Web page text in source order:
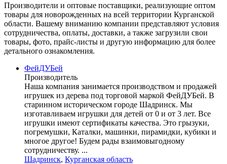
Производители и оптовые поставщики, реализующие оптом
товары для новорожденных на всей территории Курганской
области. Вашему вниманию компании представляют условия
сотрудничества, оплаты, доставки, а также загрузили свои
товары, фото, прайс-листы и другую информацию для более
детального ознакомления.
ФейДУБей
Производитель
Наша компания занимается производством и продажей
игрушек из дерева под торговой маркой ФейДУБей. В
старинном историческом городе Шадринск. Мы
изготавливаем игрушки для детей от 0 и от 3 лет. Все
игрушки имеют сертификаты качества. Это грызуки,
погремушки, Каталки, машинки, пирамидки, кубики и
многое другое! Будем рады взаимовыгодному
сотрудничеству. ...
Шадринск, Курганская область